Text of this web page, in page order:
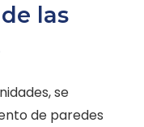
las
se
de paredes